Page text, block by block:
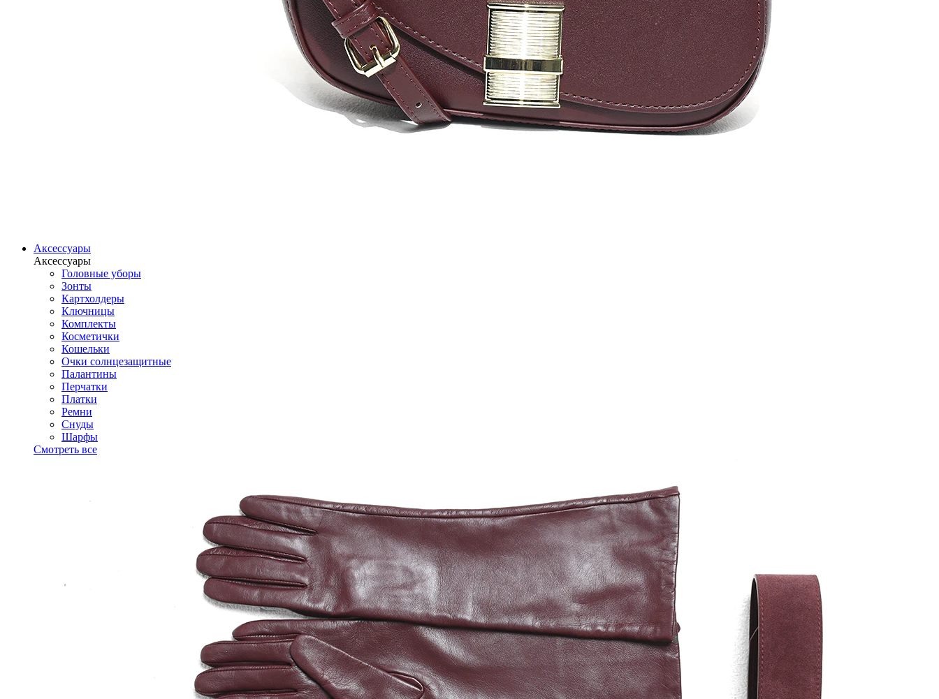
Аксессуары
Аксессуары
Головные уборы
Зонты
Картхолдеры
Ключницы
Комплекты
Косметички
Кошельки
Очки солнцезащитные
Палантины
Перчатки
Платки
Ремни
Снуды
Шарфы
Смотреть все